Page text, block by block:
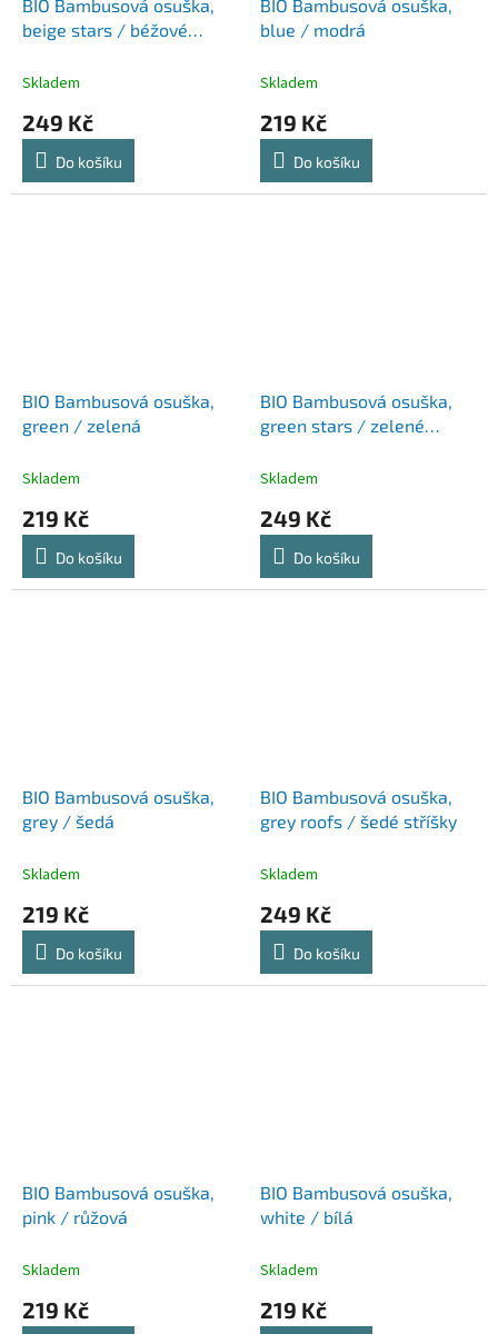
BIO Bambusová osuška,
beige stars / béžové
Skladem
249 Kč
Do košíku
BIO Bambusová osuška,
blue / modrá
Skladem
219 Kč
Do košíku
BIO Bambusová osuška,
green / zelená
Skladem
219 Kč
Do košíku
BIO Bambusová osuška,
green stars / zelené
Skladem
249 Kč
Do košíku
BIO Bambusová osuška,
grey / šedá
Skladem
219 Kč
Do košíku
BIO Bambusová osuška,
grey roofs / šedé stříšky
Skladem
249 Kč
Do košíku
BIO Bambusová osuška,
pink / růžová
Skladem
219 Kč
BIO Bambusová osuška,
white / bílá
Skladem
219 Kč